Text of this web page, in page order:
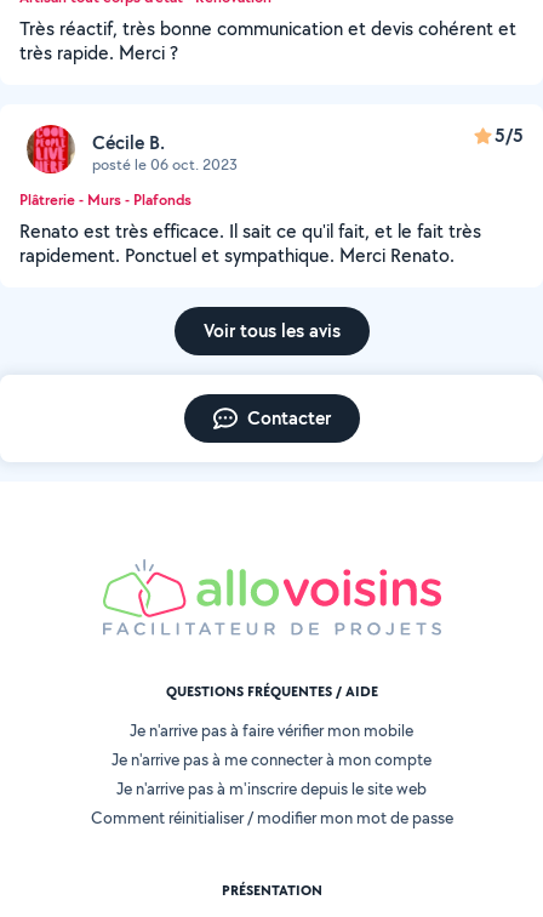
Très réactif, très bonne communication et devis cohérent et
très rapide. Merci ?
Cécile B.
posté le 06 oct. 2023
5/5
Plâtrerie - Murs - Plafonds
Renato est très efficace. Il sait ce qu'il fait, et le fait très
rapidement. Ponctuel et sympathique. Merci Renato.
Voir tous les avis
Contacter
QUESTIONS FRÉQUENTES / AIDE
Je n'arrive pas à faire vérifier mon mobile
Je n'arrive pas à me connecter à mon compte
Je n'arrive pas à m'inscrire depuis le site web
Comment réinitialiser / modifier mon mot de passe
PRÉSENTATION